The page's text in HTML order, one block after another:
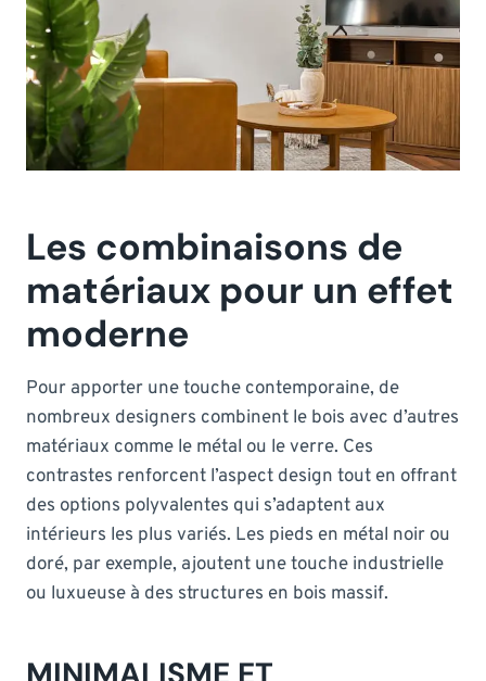
Les combinaisons de
matériaux pour un effet
moderne
Pour apporter une touche contemporaine, de
nombreux designers combinent le bois avec d’autres
matériaux comme le métal ou le verre. Ces
contrastes renforcent l’aspect design tout en offrant
des options polyvalentes qui s’adaptent aux
intérieurs les plus variés. Les pieds en métal noir ou
doré, par exemple, ajoutent une touche industrielle
ou luxueuse à des structures en bois massif.